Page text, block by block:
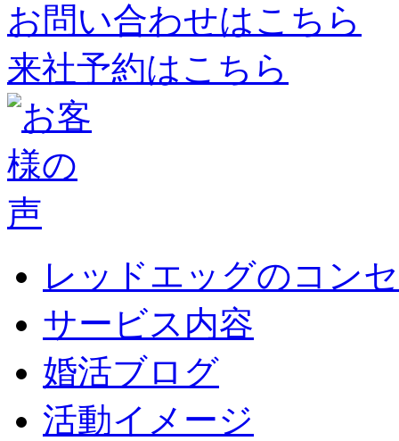
お問い合わせはこちら
来社予約はこちら
レッドエッグのコン
サービス内容
婚活ブログ
活動イメージ